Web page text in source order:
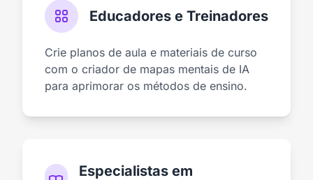
Educadores e Treinadores
Crie planos de aula e materiais de curso
com o criador de mapas mentais de IA
para aprimorar os métodos de ensino.
Especialistas em